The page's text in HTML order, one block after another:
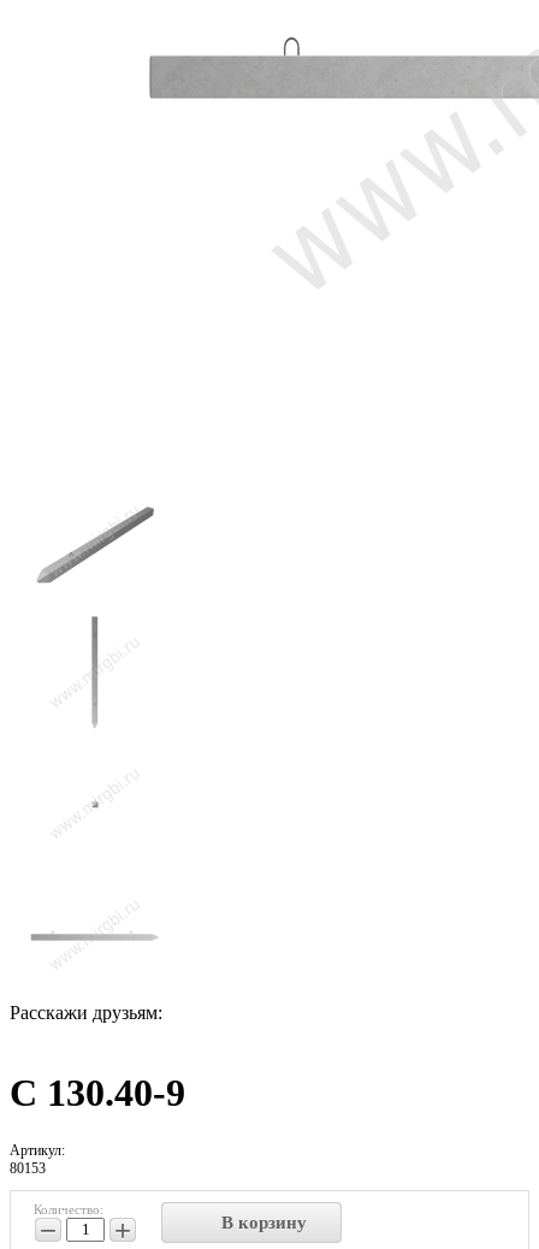
Расскажи друзьям:
С 130.40-9
Артикул:
80153
Количество:
− + В корзину